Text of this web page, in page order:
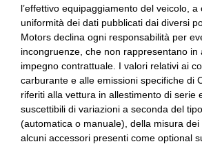
Volante in pelle
Interni in pelle
Modulo comunicazione
Pacchetto
Pacchetto amg line premium plus
Personalizzazione colori esterni
l’effettivo equipaggiamento del veicolo,
uniformità dei dati pubblicati dai diversi
Motors declina ogni responsabilità per
incongruenze, che non rappresentano in
impegno contrattuale. I valori relativi ai
carburante e alle emissioni specifiche di
riferiti alla vettura in allestimento di serie
suscettibili di variazioni a seconda del
(automatica o manuale), della misura
alcuni accessori presenti come optional